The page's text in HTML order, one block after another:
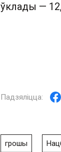
ўклады —
грошы